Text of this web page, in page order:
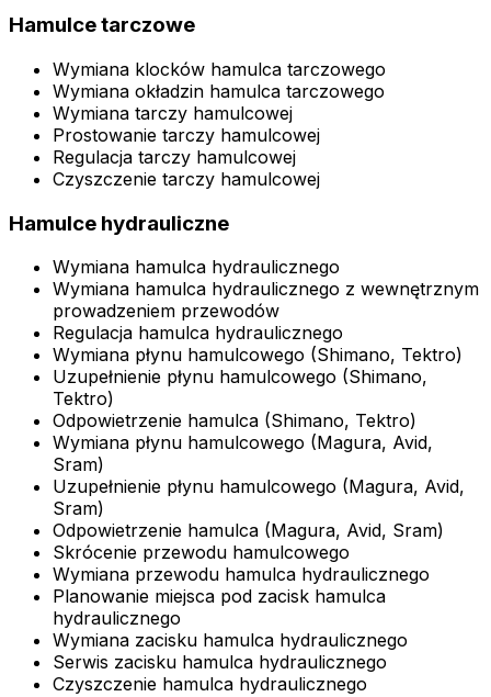
Hamulce tarczowe
Wymiana klocków hamulca tarczowego
Wymiana okładzin hamulca tarczowego
Wymiana tarczy hamulcowej
Prostowanie tarczy hamulcowej
Regulacja tarczy hamulcowej
Czyszczenie tarczy hamulcowej
Hamulce hydrauliczne
Wymiana hamulca hydraulicznego
Wymiana hamulca hydraulicznego z wewnętrznym
prowadzeniem przewodów
Regulacja hamulca hydraulicznego
Wymiana płynu hamulcowego (Shimano, Tektro)
Uzupełnienie płynu hamulcowego (Shimano,
Tektro)
Odpowietrzenie hamulca (Shimano, Tektro)
Wymiana płynu hamulcowego (Magura, Avid,
Sram)
Uzupełnienie płynu hamulcowego (Magura, Avid,
Sram)
Odpowietrzenie hamulca (Magura, Avid, Sram)
Skrócenie przewodu hamulcowego
Wymiana przewodu hamulca hydraulicznego
Planowanie miejsca pod zacisk hamulca
hydraulicznego
Wymiana zacisku hamulca hydraulicznego
Serwis zacisku hamulca hydraulicznego
Czyszczenie hamulca hydraulicznego